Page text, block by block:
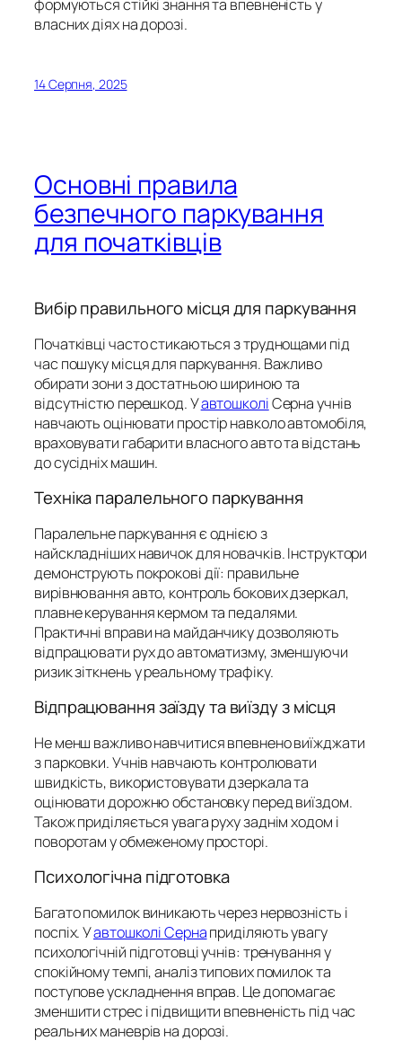
формуються стійкі знання та впевненість у
власних діях на дорозі.
14 Серпня, 2025
Основні правила
безпечного паркування
для початківців
Вибір правильного місця для паркування
Початківці часто стикаються з труднощами під
час пошуку місця для паркування. Важливо
обирати зони з достатньою шириною та
відсутністю перешкод. УавтошколіСерна учнів
навчають оцінювати простір навколо автомобіля,
враховувати габарити власного авто та відстань
до сусідніх машин.
Техніка паралельного паркування
Паралельне паркування є однією з
найскладніших навичок для новачків. Інструктори
демонструють покрокові дії: правильне
вирівнювання авто, контроль бокових дзеркал,
плавне керування кермом та педалями.
Практичні вправи на майданчику дозволяють
відпрацювати рух до автоматизму, зменшуючи
ризик зіткнень у реальному трафіку.
Відпрацювання заїзду та виїзду з місця
Не менш важливо навчитися впевнено виїжджати
з парковки. Учнів навчають контролювати
швидкість, використовувати дзеркала та
оцінювати дорожню обстановку перед виїздом.
Також приділяється увага руху заднім ходом і
поворотам у обмеженому просторі.
Психологічна підготовка
Багато помилок виникають через нервозність і
поспіх. Уавтошколі Сернаприділяють увагу
психологічній підготовці учнів: тренування у
спокійному темпі, аналіз типових помилок та
поступове ускладнення вправ. Це допомагає
зменшити стрес і підвищити впевненість під час
реальних маневрів на дорозі.